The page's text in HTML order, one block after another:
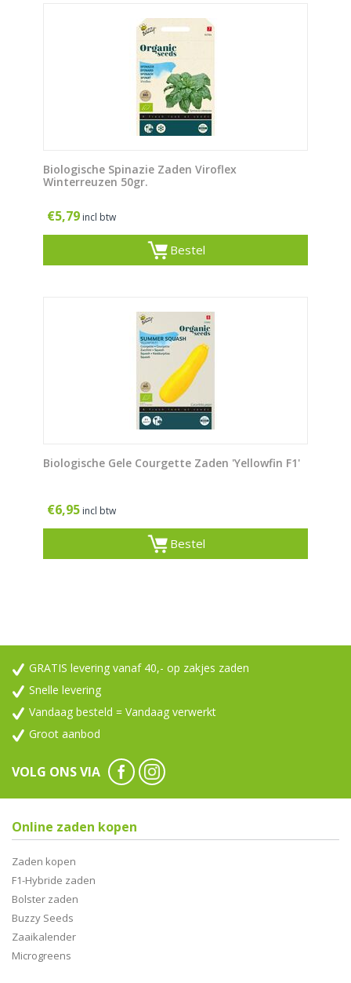
Biologische Spinazie Zaden Viroflex
Winterreuzen 50gr.
€5,79 incl btw
Bestel
Biologische Gele Courgette Zaden 'Yellowfin F1'
€6,95 incl btw
Bestel
GRATIS levering vanaf 40,- op zakjes zaden
Snelle levering
Vandaag besteld = Vandaag verwerkt
Groot aanbod
VOLG ONS VIA
Online zaden kopen
Zaden kopen
F1-Hybride zaden
Bolster zaden
Buzzy Seeds
Zaaikalender
Microgreens